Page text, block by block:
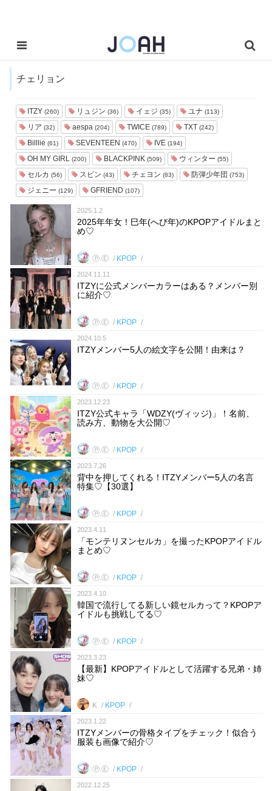
チェリョン
ITZY (260) リュジン (36) イェジ (35) ユナ (113)
リア (32) aespa (204) TWICE (789) TXT (242)
Billlie (61) SEVENTEEN (470) IVE (194)
OH MY GIRL (200) BLACKPINK (509) ウィンター (55)
セルカ (56) スビン (43) チェヨン (83) 防弾少年団 (753)
ジェニー (129) GFRIEND (107)
2025.1.2
2025年年女！巳年(へび年)のKPOPアイドルまと
め♡
Ⓟ.Ⓔ KPOP
2024.11.11
ITZYに公式メンバーカラーはある？メンバー別
に紹介♡
Ⓟ.Ⓔ KPOP
2024.10.5
ITZYメンバー5人の絵文字を公開！由来は？
Ⓟ.Ⓔ KPOP
2023.12.23
ITZY公式キャラ「WDZY(ヴィッジ)」！名前、
読み方、動物を大公開♡
Ⓟ.Ⓔ KPOP
2023.7.26
背中を押してくれる！ITZYメンバー5人の名言
特集♡【30選】
Ⓟ.Ⓔ KPOP
2023.4.11
「モンテリヌンセルカ」を撮ったKPOPアイドル
まとめ♡
Ⓟ.Ⓔ KPOP
2023.4.10
韓国で流行してる新しい鏡セルカって？KPOPア
イドルも挑戦してる♡
Ⓟ.Ⓔ KPOP
2023.3.23
【最新】KPOPアイドルとして活躍する兄弟・姉
妹♡
K KPOP
2023.1.22
ITZYメンバーの骨格タイプをチェック！似合う
服装も画像で紹介♡
Ⓟ.Ⓔ KPOP
2022.12.25